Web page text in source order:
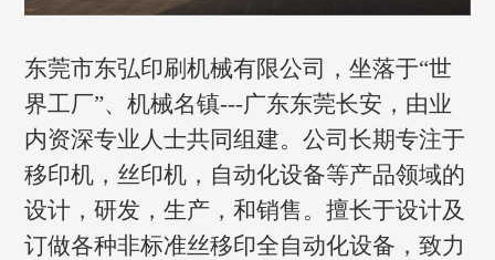
东莞市东弘印刷机械有限公司，坐落于“世
界工厂”、机械名镇---广东东莞长安，由业
内资深专业人士共同组建。公司长期专注于
移印机，丝印机，自动化设备等产品领域的
设计，研发，生产，和销售。擅长于设计及
订做各种非标准丝移印全自动化设备，致力